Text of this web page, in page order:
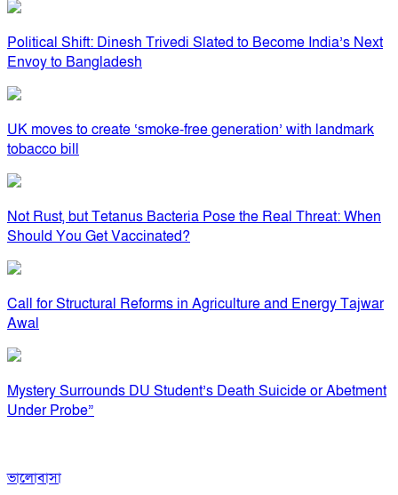
Political Shift: Dinesh Trivedi Slated to Become India’s Next
Envoy to Bangladesh
UK moves to create ‘smoke-free generation’ with landmark
tobacco bill
Not Rust, but Tetanus Bacteria Pose the Real Threat: When
Should You Get Vaccinated?
Call for Structural Reforms in Agriculture and Energy Tajwar
Awal
Mystery Surrounds DU Student’s Death Suicide or Abetment
Under Probe”
ভালোবাসা